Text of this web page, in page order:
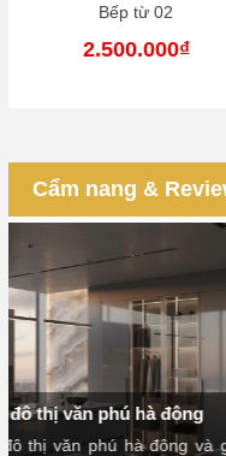
Bếp từ 02
2.500.000₫
Cẩm nang &
Bảng vật liệu, giải
phản hồi nhanh từ...